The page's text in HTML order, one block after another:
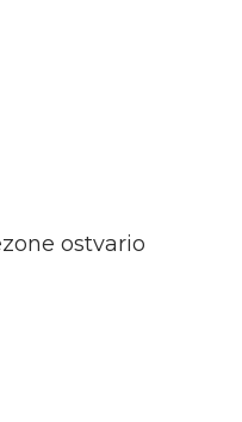
ostvario